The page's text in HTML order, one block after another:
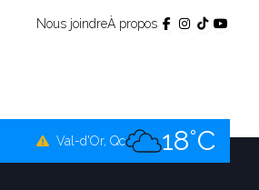
Nous joindreÀ propos
Val-d'Or, Qc 18°C